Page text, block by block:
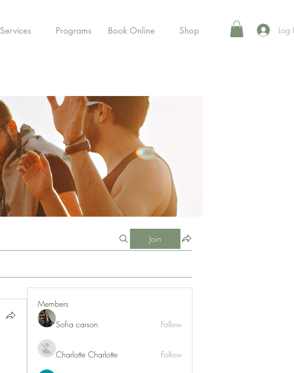
Services Programs Book Online Shop Log
Join
Members
Sofia carson
Follow
Charlotte Charlotte Follow